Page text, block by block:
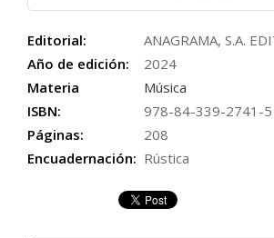
Editorial:
ANAGRAMA, S.A.
Año de edición:
2024
Materia
Música
ISBN:
978-84-339-2741-5
Páginas:
208
Encuadernación: Rústica